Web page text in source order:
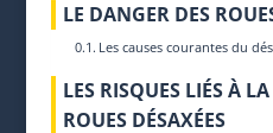
LE DANGER DES
Les causes courantes du
LES RISQUES LIÉS À
ROUES DÉSAXÉES